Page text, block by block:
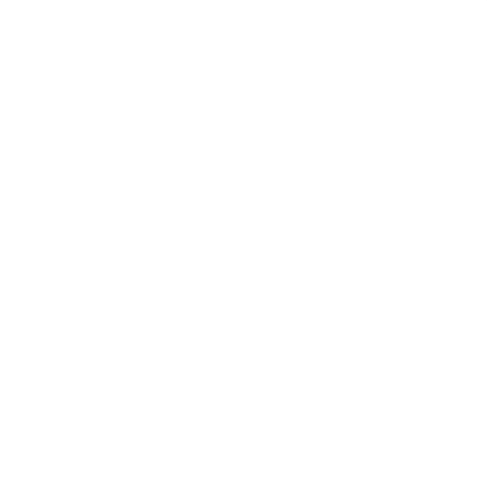
сна (сонливость или бессонница), головная боль
- тремор, слабость, нечеткость зрения,
зрения, возбуждение, дезориентация.Со
запор; иногда - диарея, рвота, снижение аппетита,
стороны костно-мышечной системы: иногда -
стороны сердечно-сосудистой